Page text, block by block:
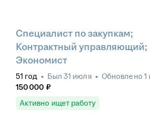
Специалист по закупкам;
Контрактный управляющий;
Экономист
51 год • Был 31 июля • Обновлено 1
150 000 ₽
Активно ищет работу